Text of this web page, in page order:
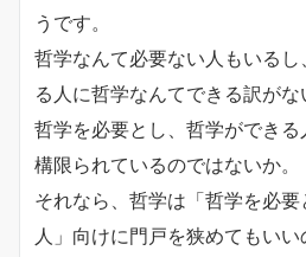
うです。
哲学なんて必要ない人もいるし、
る人に哲学なんてできる訳がな
哲学を必要とし、哲学ができる
構限られているのではないか。
それなら、哲学は「哲学を必
人」 向けに門戸を狭めてもい